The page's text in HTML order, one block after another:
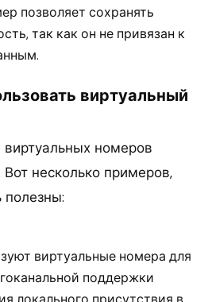
позволяет сохранять
так как он не привязан к
виртуальный
номеров
несколько примеров,
полезны:
виртуальные номера для
поддержки